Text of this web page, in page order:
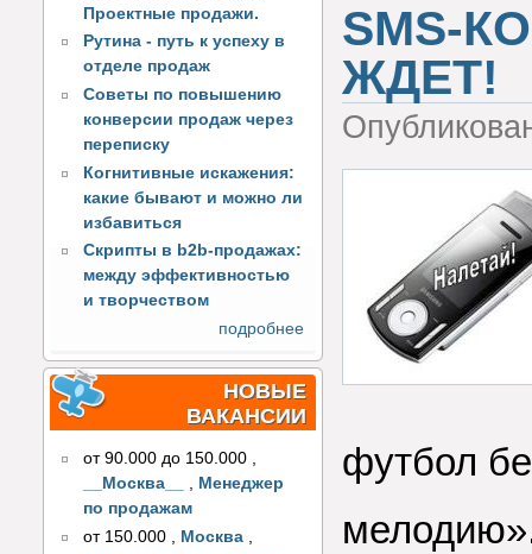
Проектные продажи.
Рутина - путь к успеху в
отделе продаж
Советы по повышению
конверсии продаж через
переписку
Когнитивные искажения:
какие бывают и можно ли
избавиться
Скрипты в b2b-продажах:
между эффективностью
и творчеством
подробнее
НОВЫЕ
ВАКАНСИИ
от 90.000 до 150.000 ,
__Москва__
, Менеджер
по продажам
от 150.000
Москва
SMS-
ЖДЕТ!
футбол